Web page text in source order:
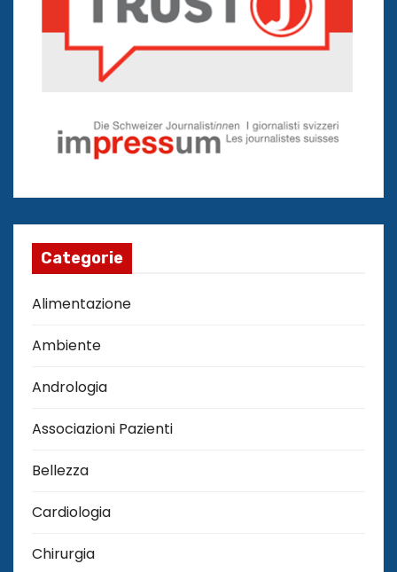
Categorie
Alimentazione
Ambiente
Andrologia
Associazioni Pazienti
Bellezza
Cardiologia
Chirurgia